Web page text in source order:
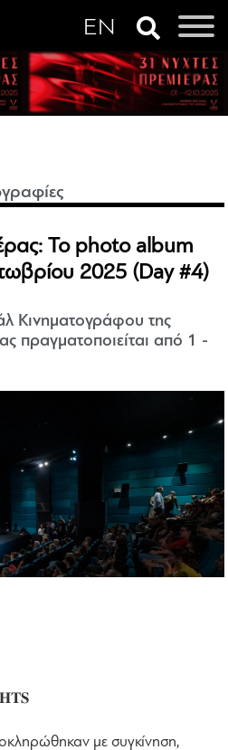
Το photo album
2025 (Day #4)
Κινηματογράφου της
πραγματοποιείται από 1 -
με συγκίνηση,